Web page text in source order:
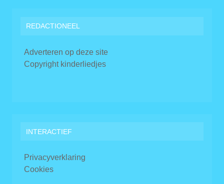
REDACTIONEEL
Adverteren op deze site
Copyright kinderliedjes
INTERACTIEF
Privacyverklaring
Cookies